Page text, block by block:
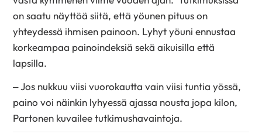
on saatu näyttöä siitä, että yöunen pituus on
yhteydessä ihmisen painoon. Lyhyt yöuni ennustaa
korkeampaa painoindeksiä sekä aikuisilla että
lapsilla.
– Jos nukkuu viisi vuorokautta vain viisi tuntia yössä,
paino voi näinkin lyhyessä ajassa nousta jopa kilon,
Partonen kuvailee tutkimushavaintoja.